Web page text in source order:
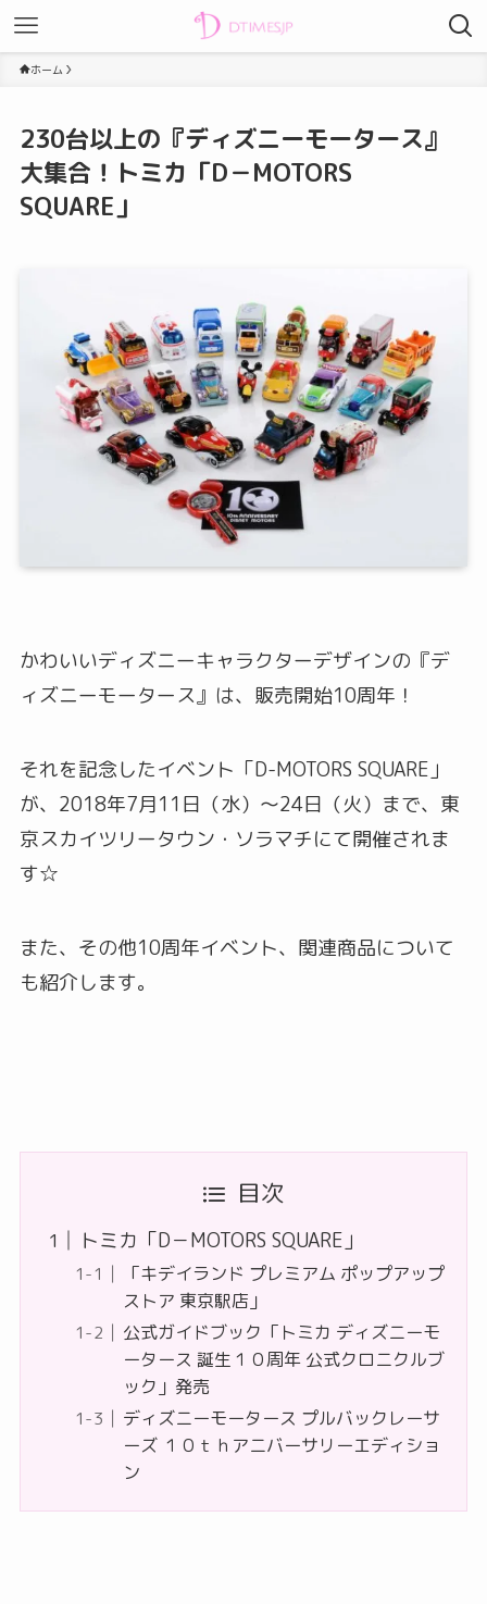
ホーム
230台以上の『ディズニーモータース』
大集合！トミカ「D－MOTORS
SQUARE」
かわいいディズニーキャラクターデザインの『デ
ィズニーモータース』は、販売開始10周年！
それを記念したイベント「D-MOTORS SQUARE」
が、2018年7月11日（水）～24日（火）まで、東
京スカイツリータウン・ソラマチにて開催されま
す☆
また、その他10周年イベント、関連商品について
も紹介します。
目次
トミカ「D－MOTORS SQUARE」
「キデイランド プレミアム ポップアップ
ストア 東京駅店」
公式ガイドブック「トミカ ディズニーモ
ータース 誕生１０周年 公式クロニクルブ
ック」発売
ディズニーモータース プルバックレーサ
ーズ １０ｔｈアニバーサリーエディショ
ン